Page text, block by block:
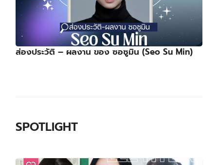
ส่องประวัติ – ผลงาน ของ ซอซูมิน (Seo Su Min)
SPOTLIGHT